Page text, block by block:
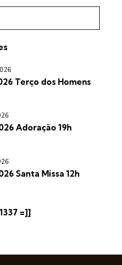
Terço dos Homens
Adoração 19h
Santa Missa 12h
=]]